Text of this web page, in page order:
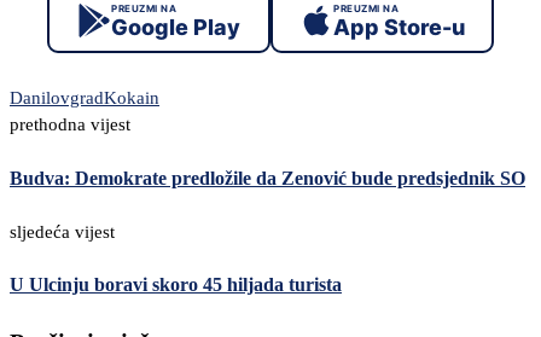
PREUZMI NA
Google Play
PREUZMI NA
App Store-u
DanilovgradKokain
prethodna vijest
Budva: Demokrate predložile da Zenović bude predsjednik SO
sljedeća vijest
U Ulcinju boravi skoro 45 hiljada turista